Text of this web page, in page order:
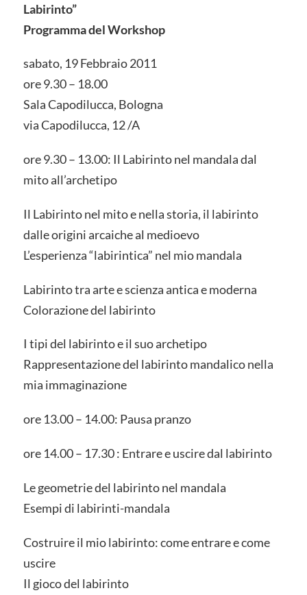
Labirinto”
Programma del Workshop
sabato, 19 Febbraio 2011
ore 9.30 – 18.00
Sala Capodilucca, Bologna
via Capodilucca, 12 /A
ore 9.30 – 13.00: Il Labirinto nel mandala dal
mito all’archetipo
Il Labirinto nel mito e nella storia, il labirinto
dalle origini arcaiche al medioevo
L’esperienza “labirintica” nel mio mandala
Labirinto tra arte e scienza antica e moderna
Colorazione del labirinto
I tipi del labirinto e il suo archetipo
Rappresentazione del labirinto mandalico nella
mia immaginazione
ore 13.00 – 14.00: Pausa pranzo
ore 14.00 – 17.30 : Entrare e uscire dal labirinto
Le geometrie del labirinto nel mandala
Esempi di labirinti-mandala
Costruire il mio labirinto: come entrare e come
uscire
Il gioco del labirinto